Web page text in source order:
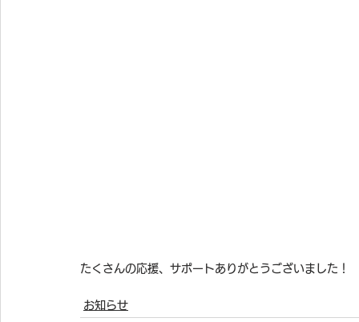
たくさんの応援、サポートありがとうございました！
お知らせ